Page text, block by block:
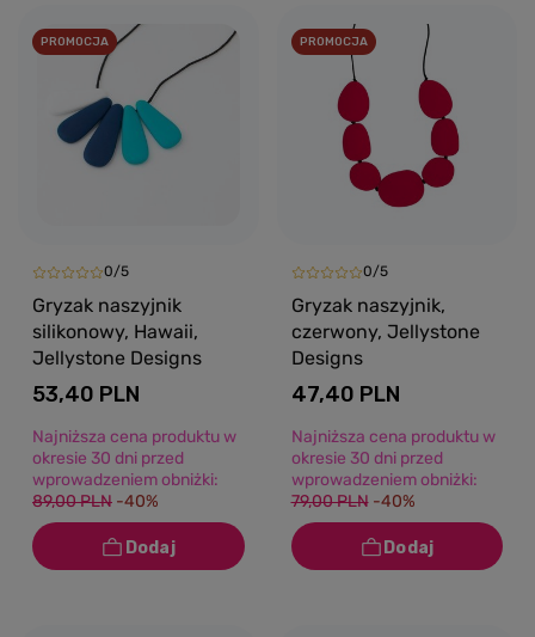
PROMOCJA
0/5
Gryzak naszyjnik
silikonowy, Hawaii,
Jellystone Designs
53,40 PLN
Najniższa cena produktu w
okresie 30 dni przed
wprowadzeniem obniżki:
89,00 PLN -40%
PROMOCJA
0/5
Gryzak naszyjnik,
czerwony, Jellystone
Designs
47,40 PLN
Najniższa cena produktu w
okresie 30 dni przed
wprowadzeniem obniżki:
79,00 PLN -40%